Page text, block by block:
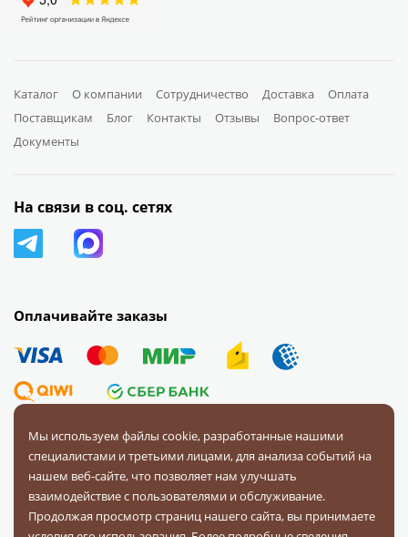
Каталог О компании Сотрудничество Доставка
Оплата
Поставщикам
Блог Контакты Отзывы
Вопрос-ответ
Документы
Оплачивайте заказы
На связи в соц. сетях
© 2008 — 2026 Первая Фурнитурная Компания.Все права
защищены.
Политика конфиденциальности
Мы используем файлы cookie, разработанные нашими
специалистами и третьими лицами, для анализа событий на
нашем веб-сайте, что позволяет нам улучшать
взаимодействие с пользователями и обслуживание.
Продолжая просмотр страниц нашего сайта, вы принимаете